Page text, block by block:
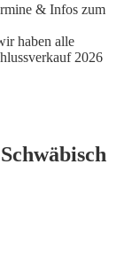
& Infos zum
haben alle
2026